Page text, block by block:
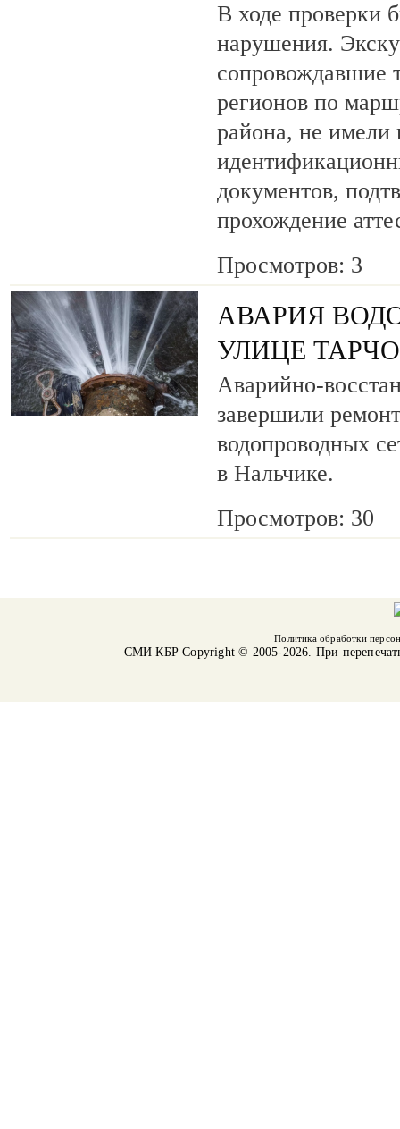
В ходе проверки
нарушения.
сопровождавшие
регионов по
района, не имели
документов,
прохождение
Просмотров: 3
АВАРИЯ
УЛИЦЕ
Аварийно-
завершили
водопроводных
в Нальчике.
Просмотров: 30
Политика обработки
СМИ КБРCopyright © 2005-2026. При